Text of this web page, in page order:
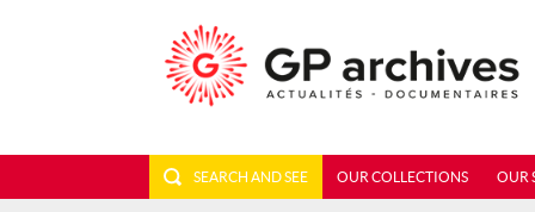
SEARCH AND SEE OUR COLLECTIONS OUR